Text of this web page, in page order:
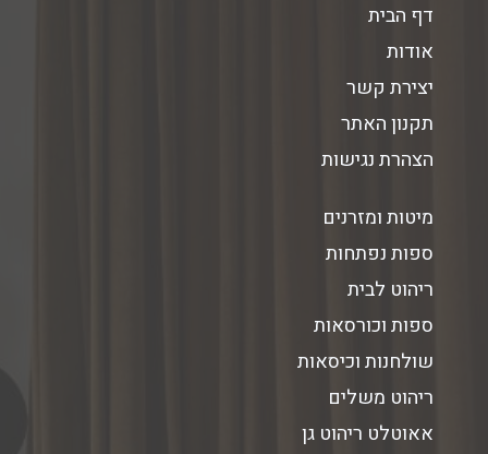
דף הבית
אודות
יצירת קשר
תקנון האתר
הצהרת נגישות
מיטות ומזרנים
ספות נפתחות
ריהוט לבית
ספות וכורסאות
שולחנות וכיסאות
ריהוט משלים
אאוטלט ריהוט גן